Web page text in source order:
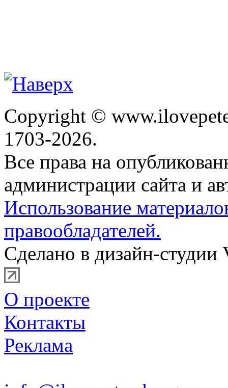
Copyright ©
1703-2026.
Все права на
администрации сайта и
Использование
правообладателей.
Сделано в дизайн-студии
О проекте
Контакты
Реклама